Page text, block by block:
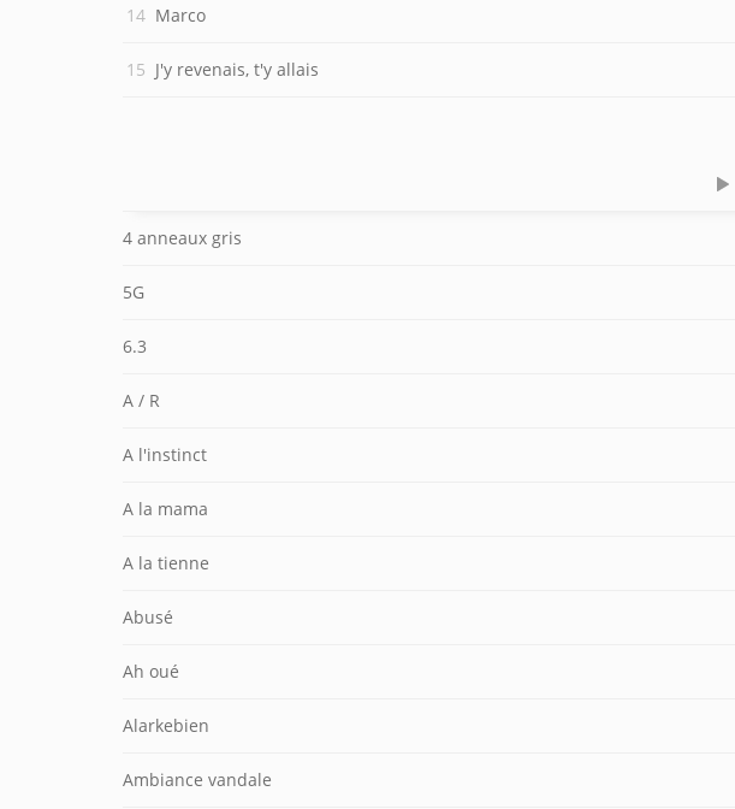
Marco
J'y revenais, t'y allais
4 anneaux gris
5G
6.3
A / R
A l'instinct
A la mama
A la tienne
Abusé
Ah oué
Alarkebien
Ambiance vandale